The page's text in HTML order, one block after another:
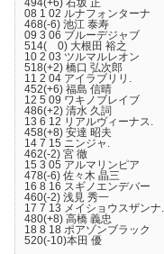
08 1 02 ルナフォンタ
468(-6) 池江 泰寿
09 3 06 ブルーデジャブ
514( 0) 大根田 裕之
10 2 03 ツルマルレオ
518(+2) 橋口 弘次郎
11 2 04 アイラブリ
452(+6) 福島 信晴
12 5 09 ワキノブレ
486(+2) 清水 久詞
13 6 12 リアルヴィー
458(+8) 安達 昭夫
14 7 15 ニンジャ.
462(-2) 宮 徹
15 3 05 アルマリンピ
478(-6) 佐々木 晶三
16 8 16 スギノエンデバ
460(-2) 浅見 秀一
17 7 13 メイショウスザ
480(+8) 高橋 義忠
18 8 18 ポアゾンブラ
520(-10)本田 優